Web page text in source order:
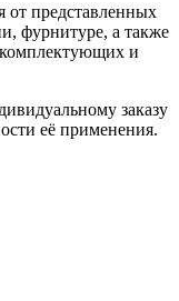
от представленных
фурнитуре, а также
и
заказу
её применения.